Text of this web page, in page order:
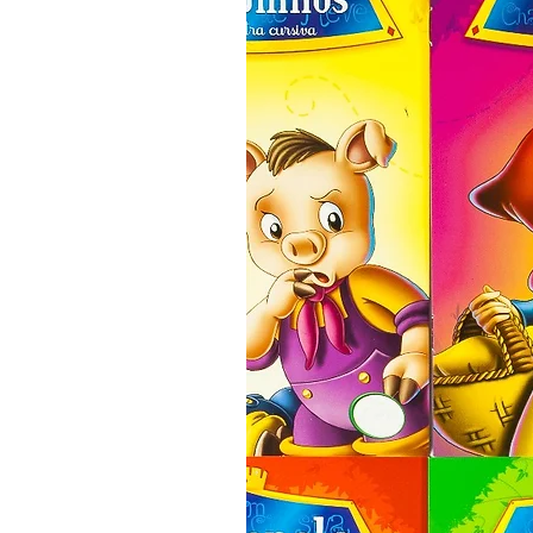
Resenha:
O caminho para chegar
singelas e sinceras criam
Criança que ora é